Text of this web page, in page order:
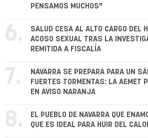
PENSAMOS MUCHOS"
6.
SALUD CESA AL ALTO CARGO DEL
ACOSO SEXUAL TRAS LA
REMITIDA A FISCALÍA
7.
NAVARRA SE PREPARA PARA UN
FUERTES TORMENTAS: LA AEMET
EN AVISO NARANJA
8.
EL PUEBLO DE NAVARRA QUE
QUE ES IDEAL PARA HUIR DEL